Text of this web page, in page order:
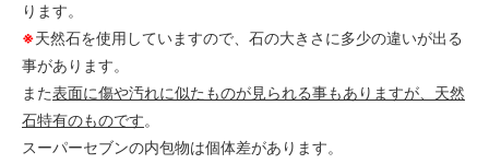
ります。
※天然石を使用していますので、石の大きさに多少の違いが出る
事があります。
また表面に傷や汚れに似たものが見られる事もありますが、天然
石特有のものです。
スーパーセブンの内包物は個体差があります。